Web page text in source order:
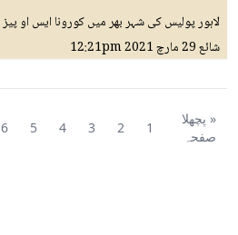
لاہور پولیس کی شہر بھر میں کورونا ایس او
شائع29 مارچ 2021 12:21pm
« پچھلا
صفحہ
1
2
3
4
5
6